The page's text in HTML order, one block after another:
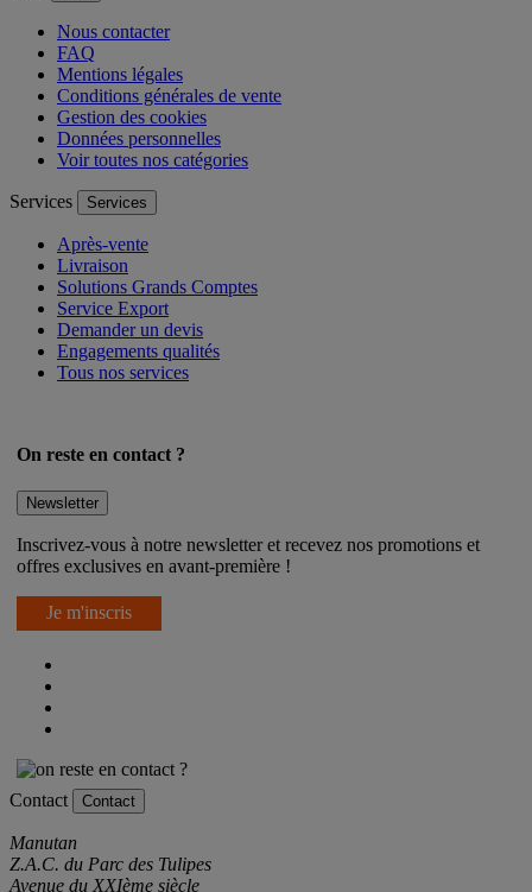
Nous contacter
FAQ
Mentions légales
Conditions générales de vente
Gestion des cookies
Données personnelles
Voir toutes nos catégories
Services Services
Après-vente
Livraison
Solutions Grands Comptes
Service Export
Demander un devis
Engagements qualités
Tous nos services
On reste en contact ?
Newsletter
Inscrivez-vous à notre newsletter et recevez nos promotions et
offres exclusives en avant-première !
Je m'inscris
Contact Contact
Manutan
Z.A.C. du Parc des Tulipes
Avenue du XXIème siècle